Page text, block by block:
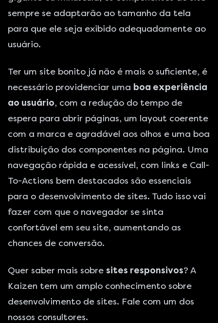
sempre se adaptarão ao tamanho da tela
para que ele seja exibido adequadamente ao
usuário.
Ter um site bonito já não é mais o suficiente, é
necessário providenciar uma boa experiência
ao usuário, com a redução do tempo de
espera para abrir páginas, um layout coerente
com a marca e agradável aos olhos e uma boa
distribuição dos componentes na página. Uma
navegação rápida e acessível, com links e Call-
To-Actions bem destacados são essenciais
para o desenvolvimento de sites. Tudo isso vai
fazer com que o navegador se sinta
confortável em seu site, aumentando as
chances de conversão.
Quer saber mais sobre sites responsivos? A
Kaizen tem um amplo conhecimento sobre
desenvolvimento de sites. Fale com um dos
nossos consultores.